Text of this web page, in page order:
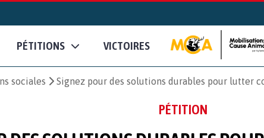
PÉTITIONS VICTOIRES
sociales Signez pour des solutions durables pour lutter
PÉTITION